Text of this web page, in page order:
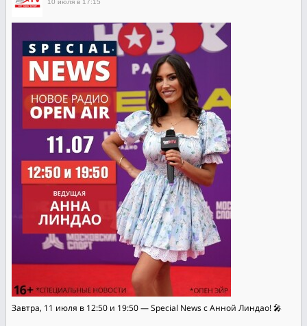
10 июля в 17:15
Завтра, 11 июля в 12:50 и 19:50 — Special News с Анной Линдао! 🎤